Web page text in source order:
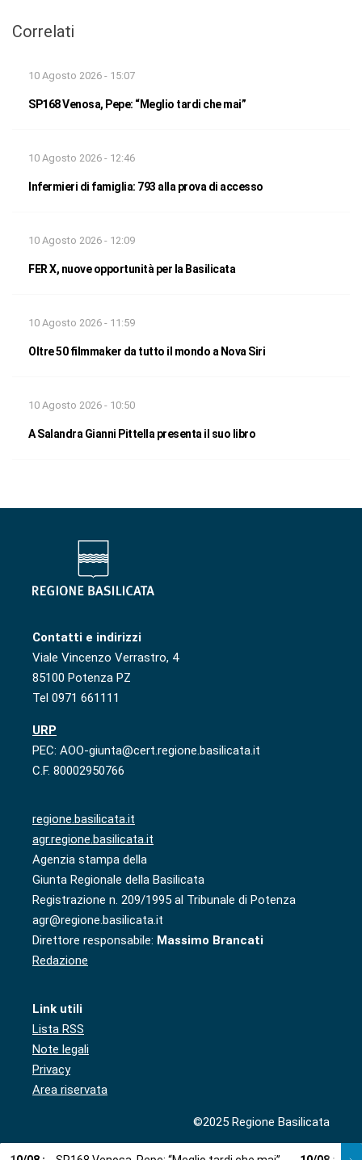
Correlati
10 Agosto 2026 - 15:07
SP168 Venosa, Pepe: “Meglio tardi che mai”
10 Agosto 2026 - 12:46
Infermieri di famiglia: 793 alla prova di accesso
10 Agosto 2026 - 12:09
FER X, nuove opportunità per la Basilicata
10 Agosto 2026 - 11:59
Oltre 50 filmmaker da tutto il mondo a Nova Siri
10 Agosto 2026 - 10:50
A Salandra Gianni Pittella presenta il suo libro
Contatti e indirizzi
Viale Vincenzo Verrastro, 4
85100 Potenza PZ
Tel 0971 661111
URP
PEC: AOO-giunta@cert.regione.basilicata.it
C.F. 80002950766
regione.basilicata.it
agr.regione.basilicata.it
Agenzia stampa della
Giunta Regionale della Basilicata
Registrazione n. 209/1995 al Tribunale di Potenza
agr@regione.basilicata.it
Direttore responsabile: Massimo Brancati
Redazione
Link utili
Lista RSS
Note legali
Privacy
Area riservata
©2025 Regione Basilicata